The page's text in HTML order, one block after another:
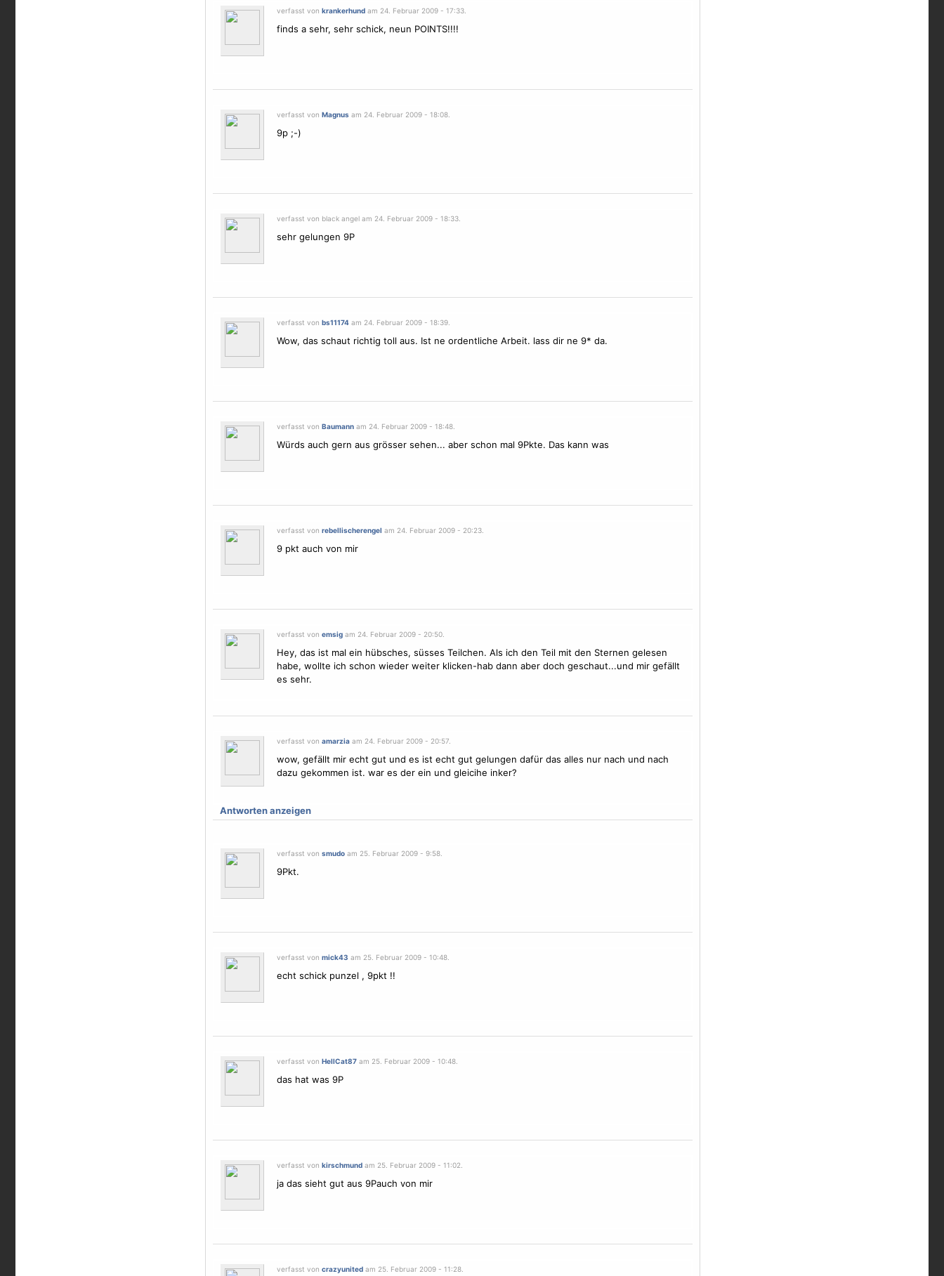
verfasst von krankerhundam 24. Februar 2009 - 17:33.
finds a sehr, sehr schick, neun POINTS!!!!
verfasst von Magnusam 24. Februar 2009 - 18:08.
9p ;-)
verfasst von black angel am 24. Februar 2009 - 18:33.
sehr gelungen 9P
verfasst von bs11174am 24. Februar 2009 - 18:39.
Wow, das schaut richtig toll aus. Ist ne ordentliche Arbeit. lass dir ne 9* da.
verfasst von Baumannam 24. Februar 2009 - 18:48.
Würds auch gern aus grösser sehen... aber schon mal 9Pkte. Das kann was
verfasst von rebellischerengel am 24. Februar 2009 - 20:23.
9 pkt auch von mir
verfasst von emsigam 24. Februar 2009 - 20:50.
Hey, das ist mal ein hübsches, süsses Teilchen. Als ich den Teil mit den Sternen gelesen
habe, wollte ich schon wieder weiter klicken-hab dann aber doch geschaut...und mir gefällt
es sehr.
verfasst von amarziaam 24. Februar 2009 - 20:57.
wow, gefällt mir echt gut und es ist echt gut gelungen dafür das alles nur nach und nach
dazu gekommen ist. war es der ein und gleicihe inker?
Antworten anzeigen
verfasst von smudoam 25. Februar 2009 - 9:58.
9Pkt.
verfasst von mick43 am 25. Februar 2009 - 10:48.
echt schick punzel , 9pkt !!
verfasst von HellCat87am 25. Februar 2009 - 10:48.
das hat was 9P
verfasst von kirschmundam 25. Februar 2009 - 11:02.
ja das sieht gut aus 9Pauch von mir
verfasst von crazyunitedam 25. Februar 2009 - 11:28.